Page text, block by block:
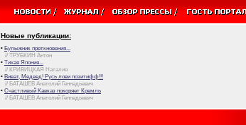
Новые публикации:
• Булыжник преткновения...
// ТРУБКИН Антон
• Тихая Япония...
// КРИВИЦКАЯ Наталия
• Виват, Медвед! Русь лови позитифф!!!
// БАТАШЕВ Анатолий Геннадьевич
• Счастливый Кавказ покоряет Кремль
// БАТАШЕВ Анатолий Геннадьевич